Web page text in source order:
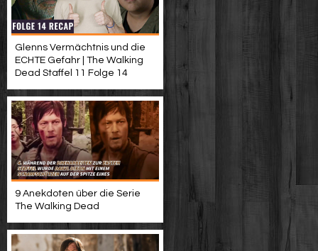
Glenns Vermächtnis und die
ECHTE Gefahr | The Walking
Dead Staffel 11 Folge 14
9 Anekdoten über die Serie
The Walking Dead